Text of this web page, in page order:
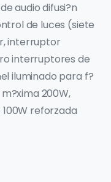
audio difusi?n
de luces (siete
interruptor
interruptores de
iluminado para f?
200W,
100W reforzada